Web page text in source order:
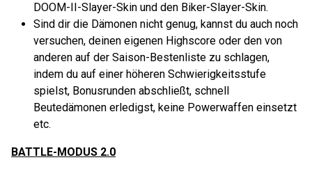
DOOM-II-Slayer-Skin und den Biker-Slayer-Skin.
Sind dir die Dämonen nicht genug, kannst du auch noch
versuchen, deinen eigenen Highscore oder den von
anderen auf der Saison-Bestenliste zu schlagen,
indem du auf einer höheren Schwierigkeitsstufe
spielst, Bonusrunden abschließt, schnell
Beutedämonen erledigst, keine Powerwaffen einsetzt
etc.
BATTLE-MODUS 2.0